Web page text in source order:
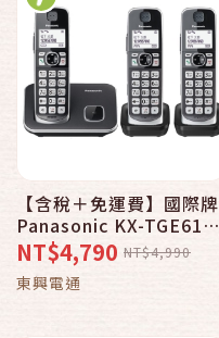
【含稅＋免運費】國際牌
Panasonic KX-TGE613
TW DECT數位無線電話3
手機_黑色
NT$4,790 NT$4,990
東興電通